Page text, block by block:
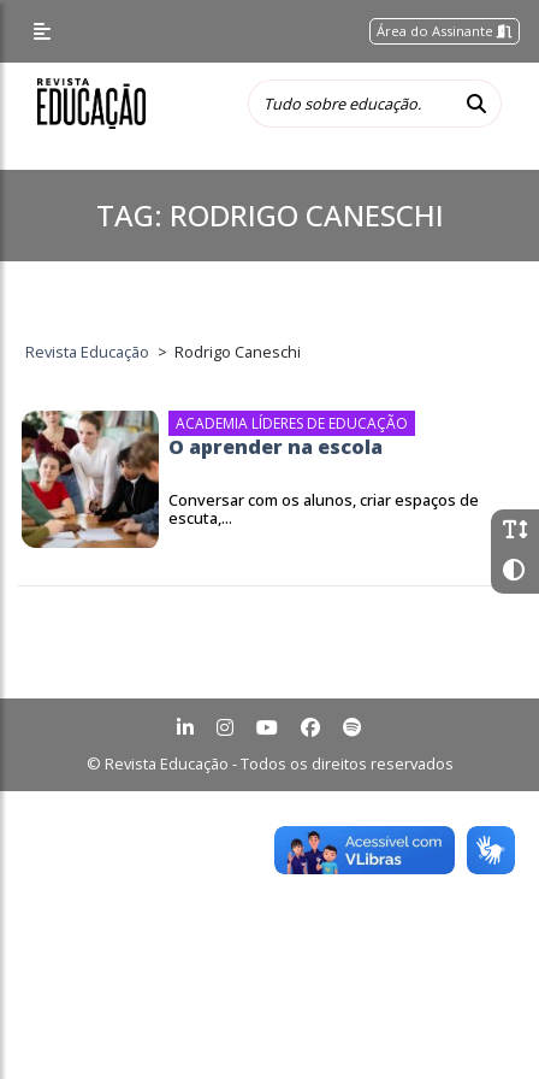
Área do Assinante
TAG: RODRIGO CANESCHI
Revista Educação > Rodrigo Caneschi
ACADEMIA LÍDERES DE EDUCAÇÃO
O aprender na escola
Conversar com os alunos, criar espaços de
escuta,...
© Revista Educação - Todos os direitos reservados